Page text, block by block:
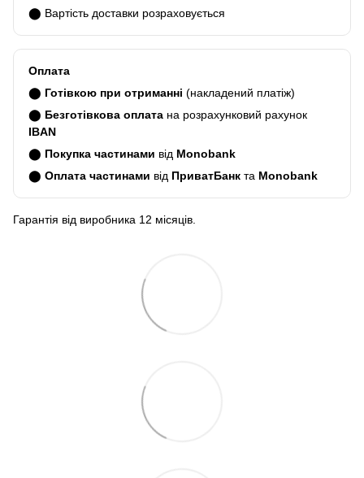
⬤ Вартість доставки розраховується
Оплата
⬤ Готівкою при отриманні (накладений платіж)
⬤ Безготівкова оплата на розрахунковий рахунок
IBAN
⬤ Покупка частинами від Monobank
⬤ Оплата частинами від ПриватБанк та Monobank
Гарантія від виробника 12 місяців.